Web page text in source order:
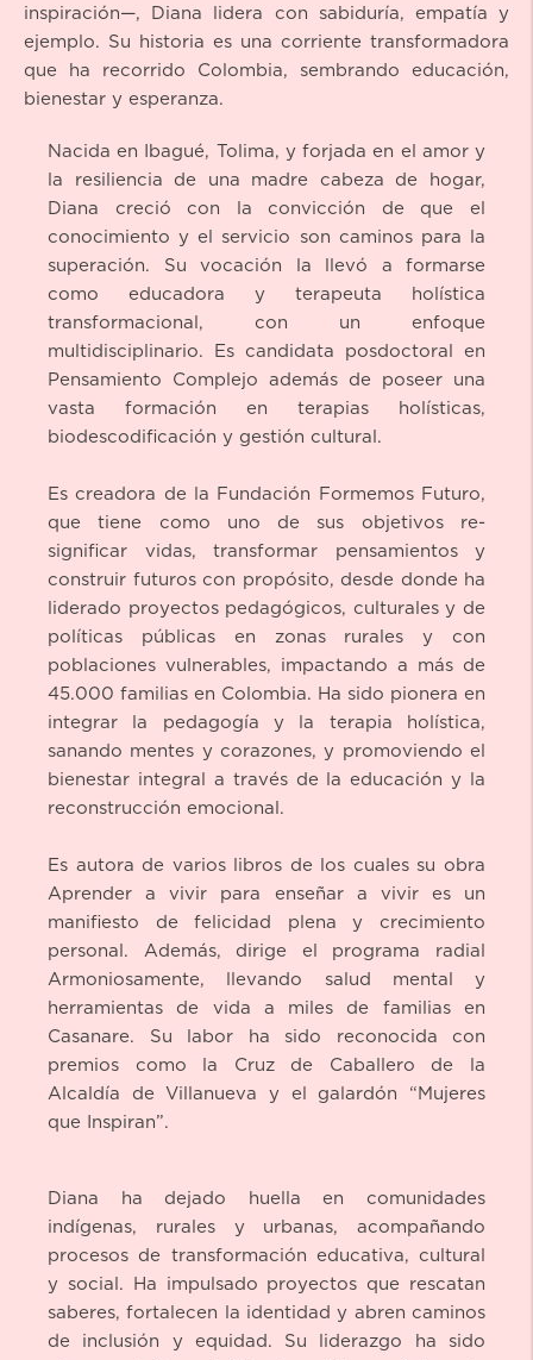
inspiración—, Diana lidera con sabiduría, empatía y
ejemplo. Su historia es una corriente transformadora
que ha recorrido Colombia, sembrando educación,
bienestar y esperanza.
Nacida en Ibagué, Tolima, y forjada en el amor y
la resiliencia de una madre cabeza de hogar,
Diana creció con la convicción de que el
conocimiento y el servicio son caminos para la
superación. Su vocación la llevó a formarse
como educadora y terapeuta holística
transformacional, con un enfoque
multidisciplinario. Es candidata posdoctoral en
Pensamiento Complejo además de poseer una
vasta formación en terapias holísticas,
biodescodificación y gestión cultural.
Es creadora de la Fundación Formemos Futuro,
que tiene como uno de sus objetivos re-
significar vidas, transformar pensamientos y
construir futuros con propósito, desde donde ha
liderado proyectos pedagógicos, culturales y de
políticas públicas en zonas rurales y con
poblaciones vulnerables, impactando a más de
45.000 familias en Colombia. Ha sido pionera en
integrar la pedagogía y la terapia holística,
sanando mentes y corazones, y promoviendo el
bienestar integral a través de la educación y la
reconstrucción emocional.
Es autora de varios libros de los cuales su obra
Aprender a vivir para enseñar a vivir es un
manifiesto de felicidad plena y crecimiento
personal. Además, dirige el programa radial
Armoniosamente, llevando salud mental y
herramientas de vida a miles de familias en
Casanare. Su labor ha sido reconocida con
premios como la Cruz de Caballero de la
Alcaldía de Villanueva y el galardón “Mujeres
que Inspiran”.
Diana ha dejado huella en comunidades
indígenas, rurales y urbanas, acompañando
procesos de transformación educativa, cultural
y social. Ha impulsado proyectos que rescatan
saberes, fortalecen la identidad y abren caminos
de inclusión y equidad. Su liderazgo ha sido